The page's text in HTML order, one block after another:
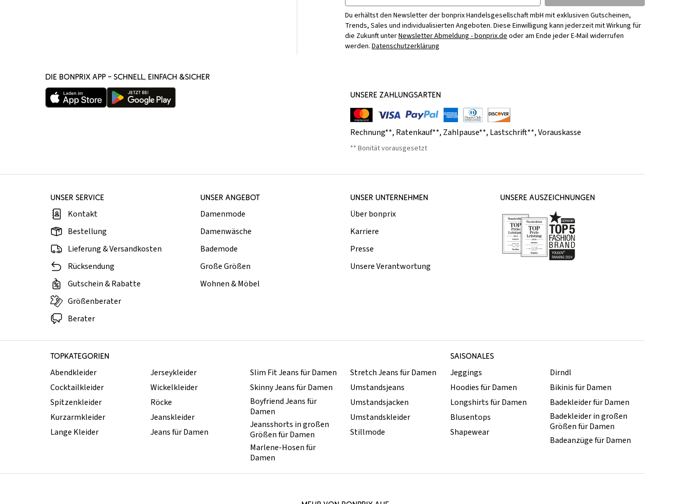
Du erhältst den Newsletter der bonprix Handelsgesellschaft mbH mit exklusiven Gutscheinen,
Trends, Sales und individualisierten Angeboten. Diese Einwilligung kann jederzeit mit Wirkung für
die Zukunft unterNewsletter Abmeldung - bonprix.deoder am Ende jeder E-Mail widerrufen
werden. Datenschutzerklärung
DIE BONPRIX APP – SCHNELL, EINFACH &SICHER
UNSERE ZAHLUNGSARTEN
Rechnung**, Ratenkauf**, Zahlpause**, Lastschrift**,Vorauskasse
** Bonität vorausgesetzt
UNSER SERVICE
Kontakt
Bestellung
Lieferung & Versandkosten
Rücksendung
Gutschein & Rabatte
Größenberater
Berater
UNSER ANGEBOT
Damenmode
Damenwäsche
Bademode
Große Größen
Wohnen & Möbel
UNSER UNTERNEHMEN
Über bonprix
Karriere
Presse
Unsere Verantwortung
UNSERE AUSZEICHNUNGEN
TOPKATEGORIEN SAISONALES
Abendkleider
Cocktailkleider
Spitzenkleider
Kurzarmkleider
Lange Kleider
Jerseykleider
Wickelkleider
Röcke
Jeanskleider
Jeans für Damen
Slim Fit Jeans für Damen
Skinny Jeans für Damen
Boyfriend Jeans für
Damen
Jeansshorts in großen
Größen für Damen
Marlene-Hosen für
Damen
Stretch Jeans für Damen
Umstandsjeans
Umstandsjacken
Umstandskleider
Stillmode
Jeggings
Hoodies für Damen
Longshirts für Damen
Blusentops
Shapewear
Dirndl
Bikinis für Damen
Badekleider für Damen
Badekleider in großen
Größen für Damen
Badeanzüge für Damen